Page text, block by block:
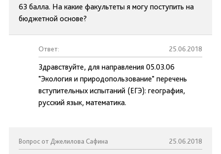
63 балла. На какие факультеты я могу поступить на
бюджетной основе?
Ответ: 25.06.2018
Здравствуйте, для направления 05.03.06
"Экология и природопользование" перечень
вступительных испытаний (ЕГЭ): география,
русский язык, математика.
Вопрос от Джелилова Сафина 25.06.2018